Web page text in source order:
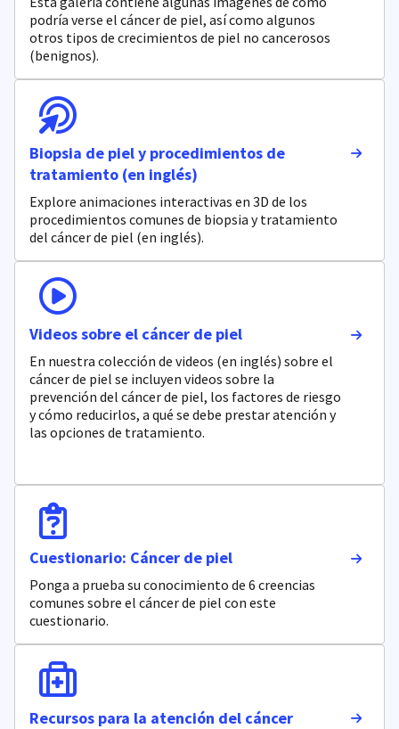
podría verse el cáncer de piel, así como algunos
otros tipos de crecimientos de piel no cancerosos
(benignos).
Biopsia de piel y procedimientos de
tratamiento (en inglés)
Explore animaciones interactivas en 3D de los
procedimientos comunes de biopsia y tratamiento
del cáncer de piel (en inglés).
Videos sobre el cáncer de piel
En nuestra colección de videos (en inglés) sobre el
cáncer de piel se incluyen videos sobre la
prevención del cáncer de piel, los factores de riesgo
y cómo reducirlos, a qué se debe prestar atención y
las opciones de tratamiento.
Cuestionario: Cáncer de piel
Ponga a prueba su conocimiento de 6 creencias
comunes sobre el cáncer de piel con este
cuestionario.
Recursos para la atención del cáncer